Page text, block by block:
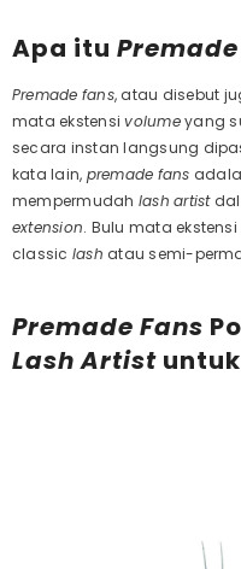
Apa itu Premade
Premade fans, atau disebut
mata ekstensivolumeyang
secara instan langsung
kata lain, premade fans
mempermudah lash artist
extension. Bulu mata
classic lash atau semi-
Premade Fans
Lash Artist untuk